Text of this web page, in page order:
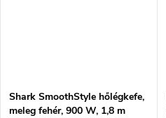
Shark SmoothStyle hőlégkefe,
meleg fehér, 900 W, 1,8 m